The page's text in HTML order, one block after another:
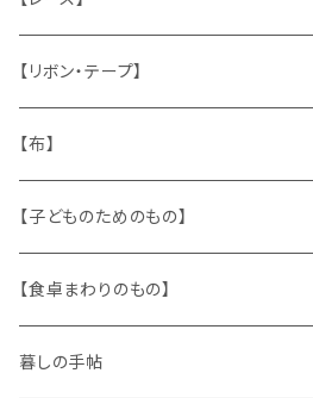
キャラクター
ピノキオ
メタル製品
缶、箱
陶磁器
文房具
木製品
ミニチュア、ドールハウス
シール、ステッカー、クロモス
袋、箱、ナプキン、コースター
パズル、ゲーム
古本、古雑誌、古えほん
古レコード
スタンプ
文房具
貝
メタル
ガラス
プラスチック
紙
【リボン・テープ】
チロルテープ・イニシャルテープ
トリム
ワッペン
【布】
キッチンクロス、ナプキン
ニット
布地
【子どものためのもの】
身に着けるもの
【食卓まわりのもの】
ガラス
暮しの手帖